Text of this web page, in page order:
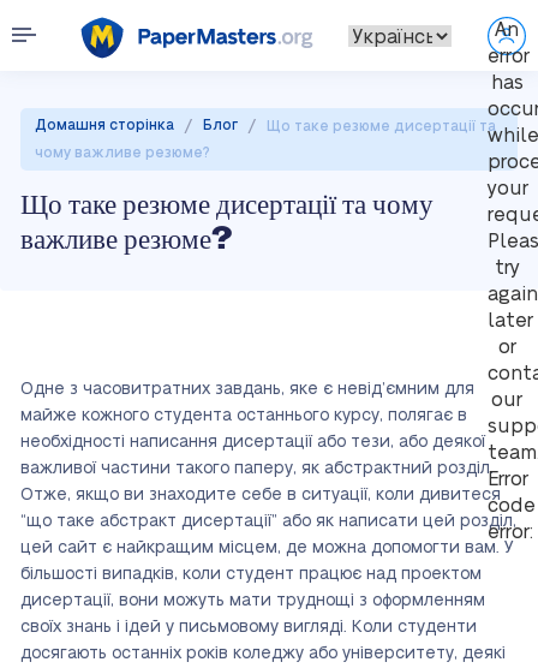
An
error
has
while
your
try
again
later
or
our
Error
code
error:
Домашня сторінка / Блог /
Що таке резюме дисертації та
чому важливе резюме?
Що таке резюме дисертації та чому
важливе резюме?
Одне з часовитратних завдань, яке є невід’ємним для
майже кожного студента останнього курсу, полягає в
необхідності написання дисертації або тези, або деякої
важливої частини такого паперу, як абстрактний розділ.
Отже, якщо ви знаходите себе в ситуації, коли дивитеся
“що таке абстракт дисертації” або як написати цей розділ,
цей сайт є найкращим місцем, де можна допомогти вам. У
більшості випадків, коли студент працює над проектом
дисертації, вони можуть мати труднощі з оформленням
своїх знань і ідей у письмовому вигляді. Коли студенти
досягають останніх років коледжу або університету, деякі